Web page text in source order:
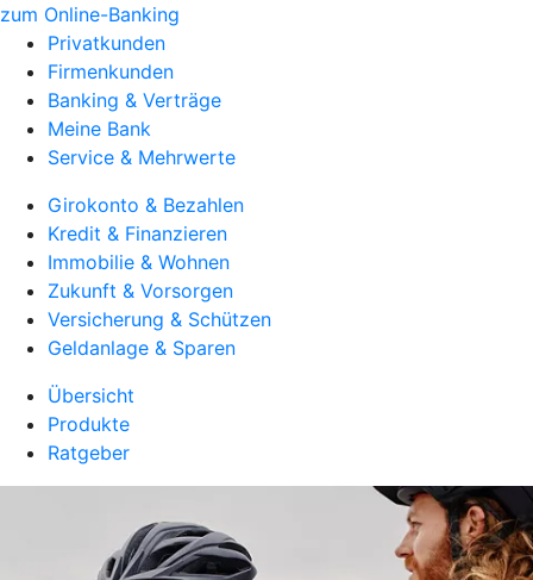
zum Online-Banking
Privatkunden
Firmenkunden
Banking & Verträge
Meine Bank
Service & Mehrwerte
Girokonto & Bezahlen
Kredit & Finanzieren
Immobilie & Wohnen
Zukunft & Vorsorgen
Versicherung & Schützen
Geldanlage & Sparen
Übersicht
Produkte
Ratgeber